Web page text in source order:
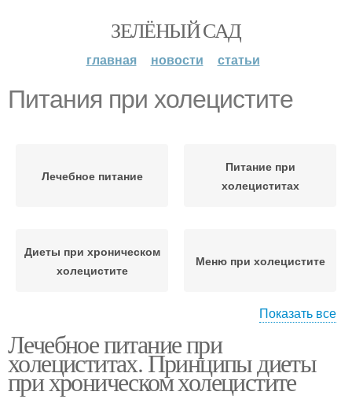
ЗЕЛЁНЫЙ САД
главная новости статьи
Питания при холецистите
Лечебное питание
Питание при
холециститах
Диеты при хроническом
холецистите
Меню при холецистите
Продукты при
холецистите
Показать все
Лечебное питание при
холециститах. Принципы диеты
при хроническом холецистите